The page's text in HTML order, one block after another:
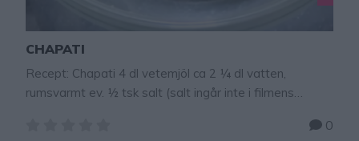
CHAPATI
Recept: Chapati 4 dl vetemjöl ca 2 ¼ dl vatten,
rumsvarmt ev. ½ tsk salt (salt ingår inte i filmens
0